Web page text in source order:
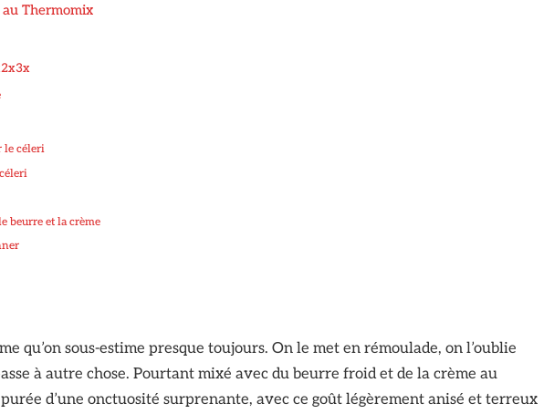
Thermomix
le céleri
beurre et la crème
qu’on sous-estime presque toujours. On le met en rémoulade, on l’oublie
à autre chose. Pourtant mixé avec du beurre froid et de la crème au
d’une onctuosité surprenante, avec ce goût légèrement anisé et terreux